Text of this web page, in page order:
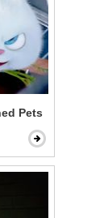
Pets